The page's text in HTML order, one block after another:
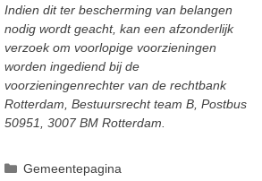
Indien dit ter bescherming van belangen
nodig wordtgeacht, kan een afzonderlijk
verzoek om voorlopige voorzieningen
worden ingediend bij de
voorzieningenrechter van de rechtbank
Rotterdam, Bestuursrecht team B, Postbus
50951, 3007 BM Rotterdam.
Categorieën
Gemeentepagina